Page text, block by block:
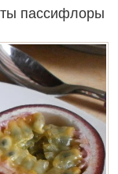
пассифлоры